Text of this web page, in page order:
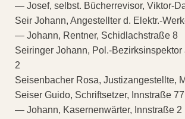
— Josef, selbst. Bücherrevisor, Viktor-
Seir Johann, Angestellter d. Elektr.-
— Johann, Rentner, Schidlachstraße 8
Seiringer Johann, Pol.-Bezirksinspektor
2
Seisenbacher Rosa, Justizangestellte,
Seiser Guido, Schriftsetzer, Innstraße 77
— Johann, Kasernenwärter, Innstraße 2